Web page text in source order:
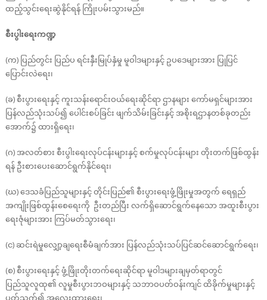
ထည့်သွင်းရေးဆွဲနိုင်ရန် ကြိုးပမ်းသွားမည်။
စီးပွါးရေးကဏ္ဍ
(က) ပြည်တွင်း ပြည်ပ ရင်းနှီးမြုပ်နှံမှု မူဝါဒများနှင့် ဥပဒေများအား ပြုပြင်
ပြောင်းလဲရေး၊
(ခ) စီးပွားရေးနှင့် ကူးသန်းရောင်းဝယ်ရေးဆိုင်ရာ ဌာနများ ကော်မရှင်များအား
ပြန်လည်သုံးသပ်၍ ပေါင်းစပ်ခြင်း ဖျက်သိမ်းခြင်းနှင့် အစိုးရဌာနတစ်ခုတည်း
အောက်၌ ထားရှိရေး၊
(ဂ) အလတ်စား စီးပွါးရေးလုပ်ငန်းများနှင့် စက်မှုလုပ်ငန်းများ တိုးတက်ဖြစ်ထွန်း
ရန် ဦးစားပေးဆောင်ရွက်နိုင်ရေး၊
(ဃ) ဒေသခံပြည်သူများနှင့် တိုင်းပြည်၏ စီးပွားရေးဖွံ့ဖြိုးမှုအတွက် ရေရှည်
အကျိုးဖြစ်ထွန်းစေရေးကို ဦးတည်ပြီး လက်ရှိဆောင်ရွက်နေသော အထူးစီးပွား
ရေးဇုံများအား ကြပ်မတ်သွားရေး၊
(င) ဆင်းရဲမှုလျှော့ချရေးစီမံချက်အား ပြန်လည်သုံးသပ်ပြင်ဆင်ဆောင်ရွက်ရေး၊
(စ) စီးပွားရေးနှင့် ဖွံ့ဖြိုးတိုးတက်ရေးဆိုင်ရာ မူဝါဒများချမှတ်ရာတွင်
ပြည်သူလူထု၏ လူမှုစီးပွားဘဝများနှင့် သဘာဝပတ်ဝန်းကျင် ထိခိုက်မှုများနှင့်
ပတ်သက်၍ အလေးထားရေး၊